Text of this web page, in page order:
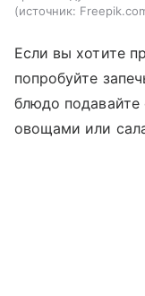
источник:
Если вы хотите
попробуйте
блюдо
овощами или